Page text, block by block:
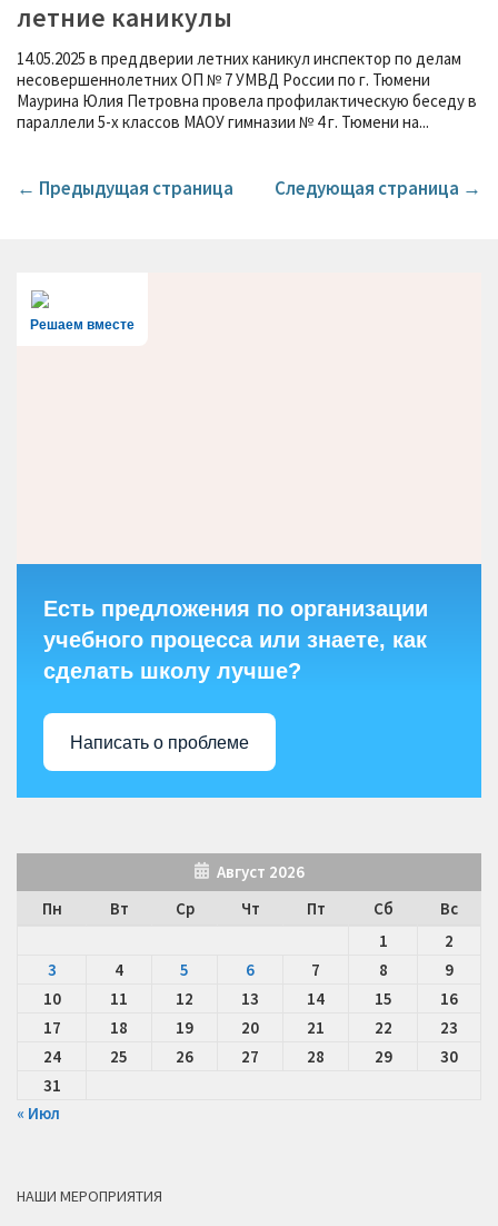
летние каникулы
14.05.2025 в преддверии летних каникул инспектор по делам
несовершеннолетних ОП № 7 УМВД России по г. Тюмени
Маурина Юлия Петровна провела профилактическую беседу в
параллели 5-х классов МАОУ гимназии № 4 г. Тюмени на...
← Предыдущая страница Следующая страница →
Решаем вместе
Есть предложения по организации
учебного процесса или знаете, как
сделать школу лучше?
Написать о проблеме
Август 2026
Пн
Вт Ср Чт Пт Сб
Вс
1
2
3
4 5 6 7 8
9
10
11 12 13 14 15
16
17
18 19 20 21 22
23
24
25 26 27 28 29
30
31
« Июл
НАШИ МЕРОПРИЯТИЯ